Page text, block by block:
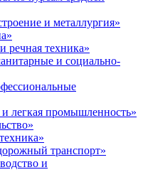
и металлургия»
речная техника»
и социально-
легкая промышленность»
транспорт»
и